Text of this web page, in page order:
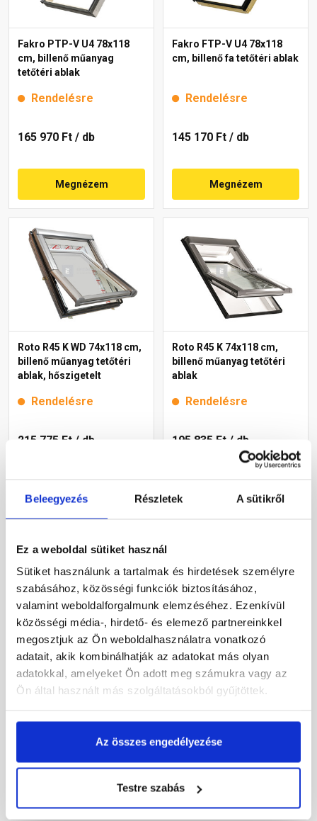
Beleegyezés Részletek A sütikről
Ez a weboldal sütiket használ
Sütiket használunk a tartalmak és hirdetések személyre
szabásához, közösségi funkciók biztosításához,
valamint weboldalforgalmunk elemzéséhez. Ezenkívül
közösségi média-, hirdető- és elemező partnereinkkel
megosztjuk az Ön weboldalhasználatra vonatkozó
adatait, akik kombinálhatják az adatokat más olyan
adatokkal, amelyeket Ön adott meg számukra vagy az
Ön által használt más szolgáltatásokból gyűjtöttek.
Az összes engedélyezése
Testre szabás
Fakro PTP-V U4 78x118
cm, billenő műanyag
tetőtéri ablak
Rendelésre
165 970 Ft / db
Megnézem
Fakro FTP-V U4 78x118
cm, billenő fa tetőtéri ablak
Rendelésre
145 170 Ft / db
Megnézem
Roto R45 K WD 74x118 cm,
billenő műanyag tetőtéri
ablak, hőszigetelt
Rendelésre
215 775 Ft / db
Roto R45 K 74x118 cm,
billenő műanyag tetőtéri
ablak
Rendelésre
195 835 Ft / db
Fakro PTP-V U3 78x118
cm, billenő műanyag
tetőtéri ablak
Roto R45 H 74x118 cm,
billenő fa tetőtéri ablak
159 510 Ft